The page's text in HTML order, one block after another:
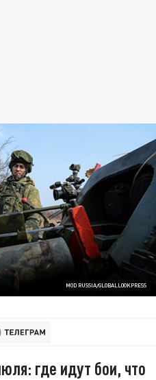
MOD RUSSIA/GLOBALLOOKPRESS
где идут бои, что